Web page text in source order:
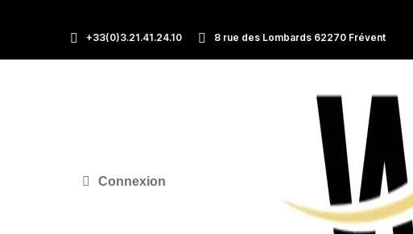
+33(0)3.21.41.24.10 8 rue des Lombards 62270 Frévent
Connexion